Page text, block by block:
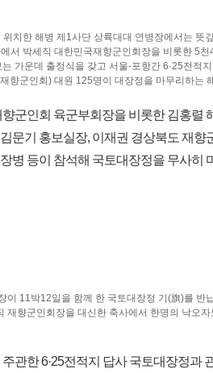
치한 해병 제1사단 상륙대대 연병장에서는 뜻
서 박세직 대한민국재향군인회장을 비롯한 5
가운데 출정식을 갖고 서울-포항간 6·25전적
향군인회) 대원 125명이 대장정을 마무리하는
군인회 육군부회장을 비롯한 김홍렬
문기 홍보실장, 이재권 경상북도 재향
병 등이 참석해 국토대장정을 무사히
이 11박12일을 함께 한 국토대장정 기(旗)를 반
재향군인회장을 대신한 축사에서 한명의 낙오
관한 6·25전적지 답사 국토대장정과